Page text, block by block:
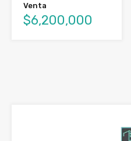
Venta
$6,200,000